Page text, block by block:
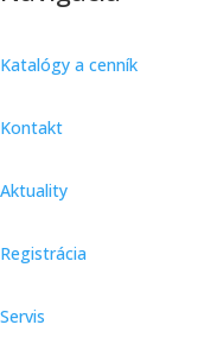
Katalógy a cenník
Kontakt
Aktuality
Registrácia
Servis